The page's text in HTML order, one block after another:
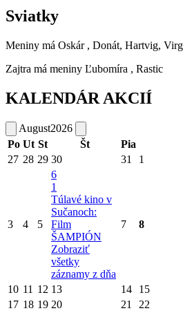
Sviatky
Meniny má Oskár , Donát, Hartvig,
Zajtra má meniny Ľubomíra , Rastic
KALENDÁR AKCIÍ
August2026
Po Ut St Št Pia
27 28 29 30 31 1
3 4 5
6
1
Túlavé kino v
Sučanoch:
Film
ŠAMPIÓN
Zobraziť
všetky
záznamy z dňa
7 8
10 11 12 13 14 15
17 18 19 20 21 22